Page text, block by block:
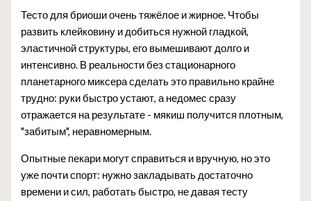
Тесто для бриоши очень тяжёлое и жирное. Чтобы
развить клейковину и добиться нужной гладкой,
эластичной структуры, его вымешивают долго и
интенсивно. В реальности без стационарного
планетарного миксера сделать это правильно крайне
трудно: руки быстро устают, а недомес сразу
отражается на результате - мякиш получится плотным,
"забитым", неравномерным.
Опытные пекари могут справиться и вручную, но это
уже почти спорт: нужно закладывать достаточно
времени и сил, работать быстро, не давая тесту